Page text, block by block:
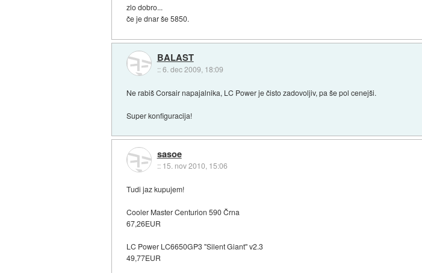
zlo dobro...
če je dnar še 5850.
BALAST
::6. dec 2009, 18:09
Ne rabiš Corsair napajalnika, LC Power je čisto zadovoljiv, pa še pol cenejši.
Super konfiguracija!
sasoe
:: 15. nov 2010, 15:06
Tudi jaz kupujem!
Cooler Master Centurion 590 Črna
67,26EUR
LC Power LC6650GP3 "Silent Giant" v2.3
49,77EUR